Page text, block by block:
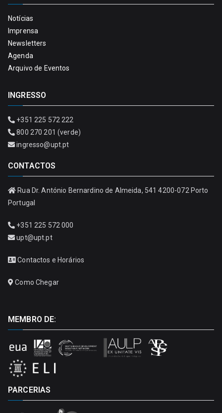
Notícias
Imprensa
Newsletters
Agenda
Arquivo de Eventos
INGRESSO
+351 225 572 222
800 270 201 (verde)
ingresso@upt.pt
CONTACTOS
Rua Dr. António Bernardino de Almeida, 541 4200-072 Porto
Portugal
+351 225 572 000
upt@upt.pt
Contactos e Horários
Como Chegar
MEMBRO DE:
PARCERIAS